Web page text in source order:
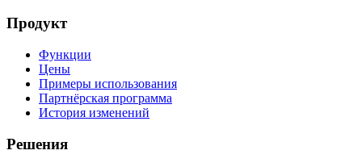
Продукт
Функции
Цены
Примеры использования
Партнёрская программа
История изменений
Решения